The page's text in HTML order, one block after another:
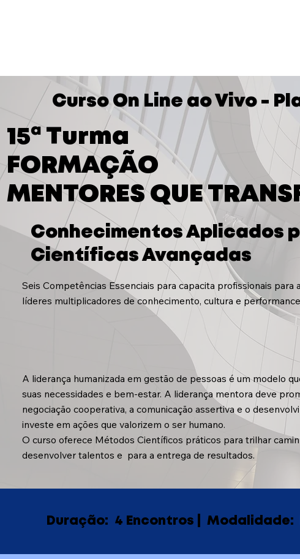
Curso On Line ao Vivo -
Seis Competências Essenciais para capacita profissionais
líderes multiplicadores de conhecimento, cultura e performance
15ª Turma
FORMAÇÃO
MENTORES QUE
Conhecimentos Aplicados
Científicas Avançadas
A liderança humanizada em gestão de pessoas é um modelo
suas necessidades e bem-estar. A liderança mentora deve
negociação cooperativa, a comunicação assertiva e o
investe em ações que valorizem o ser humano.
O curso oferece Métodos Científicos práticos para trilhar
desenvolver talentos e para a entrega de resultados.
Duração: 4 Encontros |Modalidade: